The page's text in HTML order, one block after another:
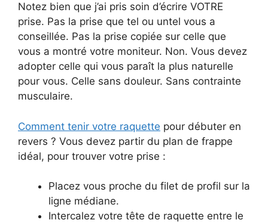
Notez bien que j’ai pris soin d’écrire VOTRE
prise. Pas la prise que tel ou untel vous a
conseillée. Pas la prise copiée sur celle que
vous a montré votre moniteur. Non. Vous devez
adopter celle qui vous paraît la plus naturelle
pour vous. Celle sans douleur. Sans contrainte
musculaire.
Comment tenir votre raquette pour débuter en
revers ? Vous devez partir du plan de frappe
idéal, pour trouver votre prise :
Placez vous proche du filet de profil sur la
ligne médiane.
Intercalez votre tête de raquette entre le